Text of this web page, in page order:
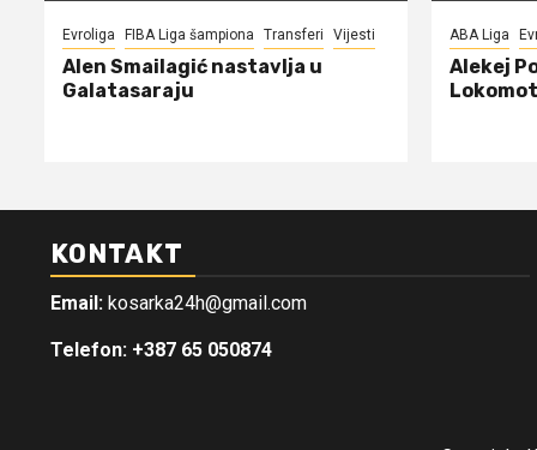
Evroliga FIBA Liga šampiona Transferi Vijesti
Alen Smailagić nastavlja u
Galatasaraju
ABA Liga
Alekej
KONTAKT
Email: kosarka24h@gmail.com
Telefon: +387 65 050874